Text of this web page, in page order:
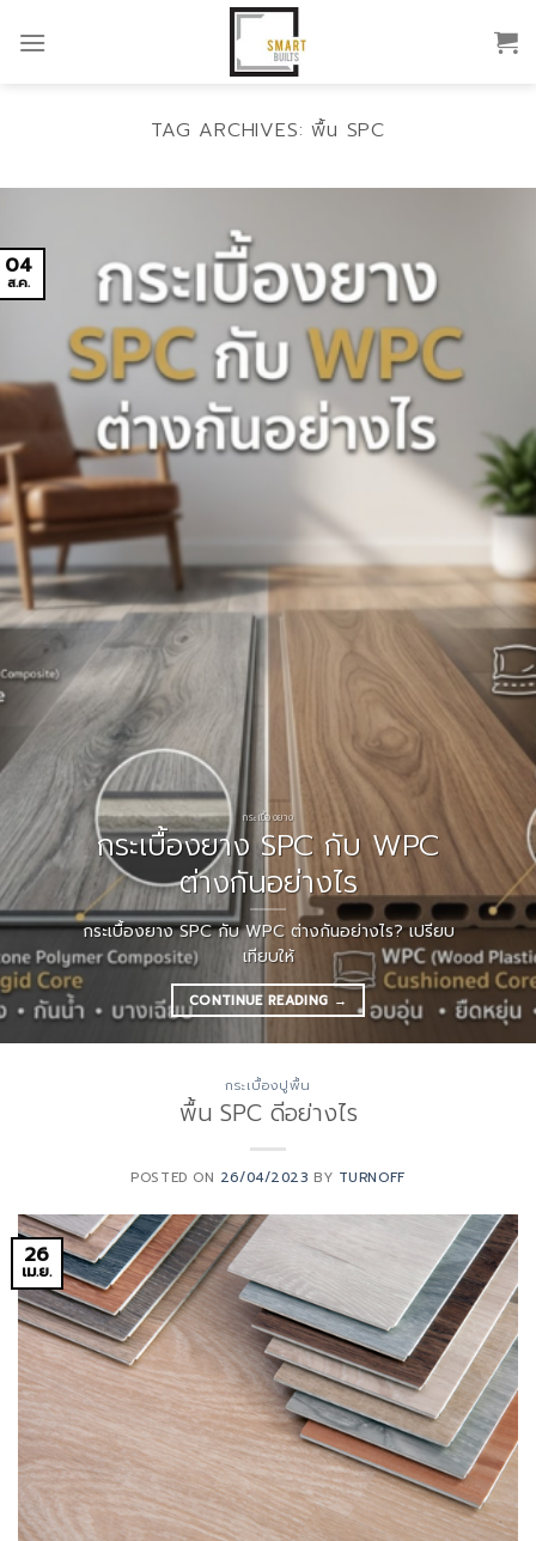
TAG ARCHIVES:พื้น SPC
กระเบื้องยาง
กระเบื้องยาง SPC กับ WPC
ต่างกันอย่างไร
กระเบื้องยาง SPC กับ WPC ต่างกันอย่างไร? เปรียบ
เทียบให้
CONTINUE READING →
04
ส.ค.
กระเบื้องปูพื้น
พื้น SPC ดีอย่างไร
POSTED ON 26/04/2023 BY TURNOFF
26
เม.ย.